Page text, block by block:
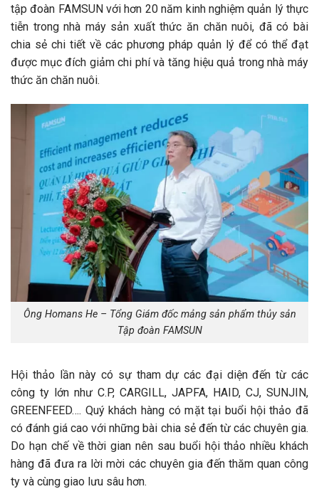
tập đoàn FAMSUN với hơn 20 năm kinh nghiệm quản lý thực
tiễn trong nhà máy sản xuất thức ăn chăn nuôi, đã có bài
chia sẻ chi tiết về các phương pháp quản lý để có thể đạt
được mục đích giảm chi phí và tăng hiệu quả trong nhà máy
thức ăn chăn nuôi.
Ông Homans He – Tổng Giám đốc mảng sản phẩm thủy sản
Tập đoàn FAMSUN
Hội thảo lần này có sự tham dự các đại diện đến từ các
công ty lớn như C.P, CARGILL, JAPFA, HAID, CJ, SUNJIN,
GREENFEED…. Quý khách hàng có mặt tại buổi hội thảo đã
có đánh giá cao với những bài chia sẻ đến từ các chuyên gia.
Do hạn chế về thời gian nên sau buổi hội thảo nhiều khách
hàng đã đưa ra lời mời các chuyên gia đến thăm quan công
ty và cùng giao lưu sâu hơn.